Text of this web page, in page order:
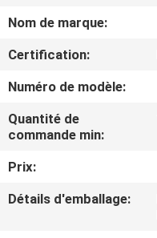
AU
SUJET
NOUS
D'USINE
Nom de marque:
Certification:
Numéro de modèle:
Quantité de
commande min:
Prix:
Détails d'emballage: